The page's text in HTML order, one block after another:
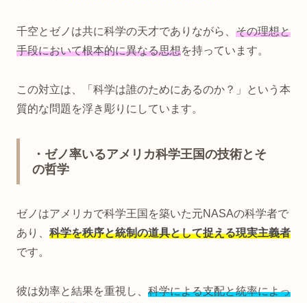
千空とゼノは共に科学の天才でありながら、 その理想と
手段において根本的に異なる思想を持っています。
この対立は、「科学は誰のためにあるのか？」という本
質的な問題を浮き彫りにしています。
・ゼノ率いるアメリカ科学王国の技術とそ
の哲学
ゼノはアメリカで科学王国を築いた元NASAの科学者で
あり、 科学を秩序と統制の道具として捉える現実主義者
です。
彼は効率と結果を重視し、 科学による支配と統率によっ